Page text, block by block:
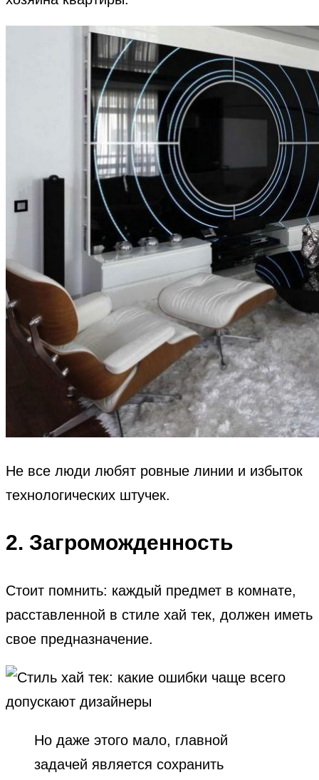
Не все люди любят ровные линии и избыток
технологических штучек.
2. Загроможденность
Стоит помнить: каждый предмет в комнате,
расставленной в стиле хай тек, должен иметь
свое предназначение.
Но даже этого мало, главной
задачей является сохранить